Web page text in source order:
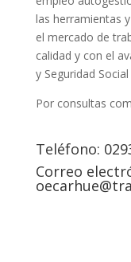
las herramientas
el mercado de
calidad y con el
y Seguridad Social
Por consultas
Teléfono:
Correo